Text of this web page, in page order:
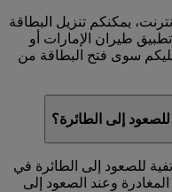
يمكنكم تنزيل البطاقة
تطبيق طيران الإمارات أو
سوى فتح البطاقة من
للصعود إلى الطائرة؟
للصعود إلى الطائرة في
وعند الصعود إلى